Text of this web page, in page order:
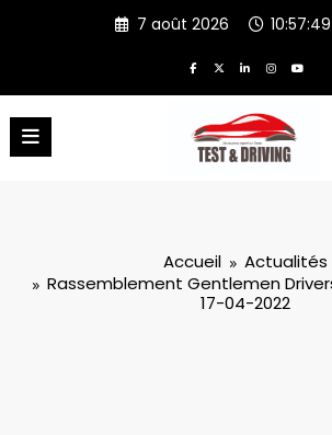
7 août 2026
Accueil
Actualités
Rassemblement Gentlemen
17-04-2022